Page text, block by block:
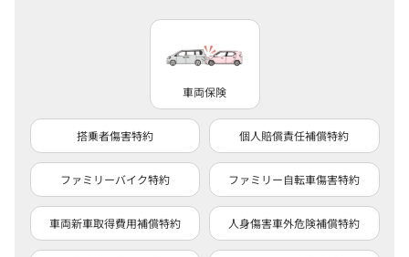
車両保険
搭乗者傷害特約 個人賠償責任補償特約
ファミリーバイク特約 ファミリー自転車傷害特約
車両新車取得費用補償特約 人身傷害車外危険補償特約